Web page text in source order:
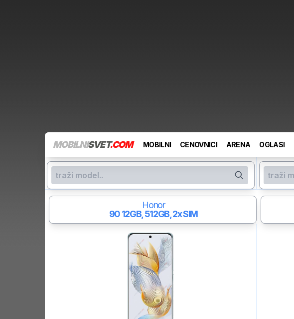
MOBILNISVET.COM MOBILNI CENOVNICI ARENA OGLASI
Honor
9012GB, 512GB, 2x SIM